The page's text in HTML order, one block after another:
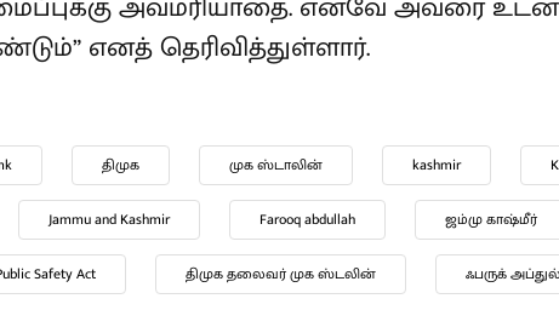
எனத் தெரிவித்துள்ளார்.
காஷ்மீர் விவகாரம் Jammu and Kashmir Farooq abdullah
DMK Chief Public Safety Act திமுக தலைவர் முக ஸ்டலின்
ஜனநாயக மரபு